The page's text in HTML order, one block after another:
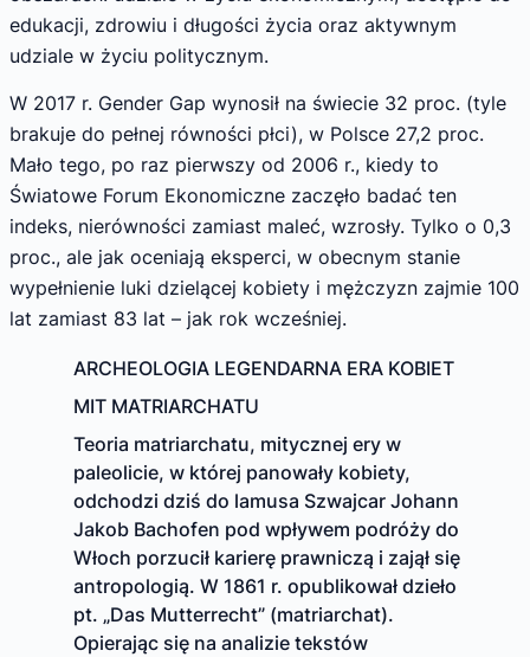
edukacji, zdrowiu i długości życia oraz aktywnym
udziale w życiu politycznym.
W 2017 r. Gender Gap wynosił na świecie 32 proc. (tyle
brakuje do pełnej równości płci), w Polsce 27,2 proc.
Mało tego, po raz pierwszy od 2006 r., kiedy to
Światowe Forum Ekonomiczne zaczęło badać ten
indeks, nierówności zamiast maleć, wzrosły. Tylko o 0,3
proc., ale jak oceniają eksperci, w obecnym stanie
wypełnienie luki dzielącej kobiety i mężczyzn zajmie 100
lat zamiast 83 lat – jak rok wcześniej.
ARCHEOLOGIA LEGENDARNA ERA KOBIET
MIT MATRIARCHATU
Teoria matriarchatu, mitycznej ery w
paleolicie, w której panowały kobiety,
odchodzi dziś do lamusa Szwajcar Johann
Jakob Bachofen pod wpływem podróży do
Włoch porzucił karierę prawniczą i zajął się
antropologią. W 1861 r. opublikował dzieło
pt. „Das Mutterrecht” (matriarchat).
Opierając się na analizie tekstów